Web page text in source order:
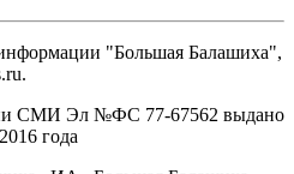
"Большая Балашиха",
СМИ Эл №ФС ‎77-67562 выдано
года